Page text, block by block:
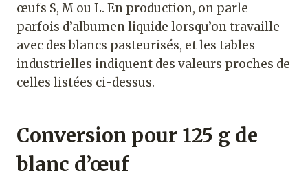
œufs S, M ou L. En production, on parle
parfois d’albumen liquide lorsqu’on travaille
avec des blancs pasteurisés, et les tables
industrielles indiquent des valeurs proches de
celles listées ci-dessus.
Conversion pour 125 g de
blanc d’œuf